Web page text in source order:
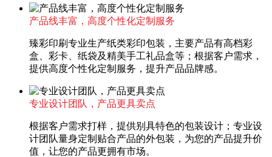
产品线丰富，高度个性化定制服务
臻彩印刷专业生产纸类彩印包装，主要产品有高档彩
盒、彩卡、纸袋及精美手工礼品盒等；根据客户需求，
提供高度个性化定制服务，提升产品品牌感。
专业设计团队，产品更具卖点
根据客户需求打样，提供别具特色的包装设计；专业设
计团队量身定制贴合产品的外包装，为您的产品提升价
值，让您的产品更拥有市场。